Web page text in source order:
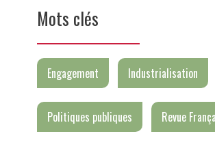
Mots clés
Engagement Industrialisation
Politiques publiques Revue